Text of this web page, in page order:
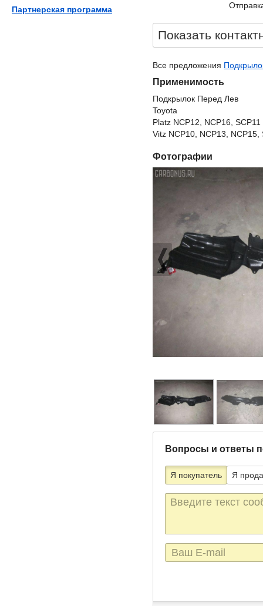
Показать
Все предложения
Применимость
Подкрылок Перед Лев
Toyota
Platz NCP12, NCP16, SCP11
Vitz NCP10, NCP13,
Фотографии
Вопросы и ответы
Я покупатель Я
Текст
сообщения
E-
mail
Партнерская программа